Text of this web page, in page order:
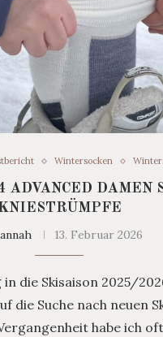
Wintersocken
ADVANCED DAMEN
13. Februar 2026
die Skisaison 2025/
die Suche nach neuen
habe ich